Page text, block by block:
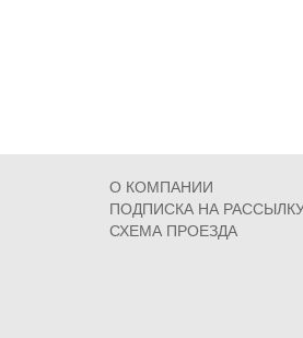
О КОМПАНИИ
ПОДПИСКА НА
СХЕМА ПРОЕЗДА